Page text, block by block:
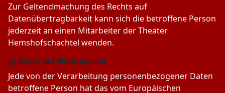
Zur Geltendmachung des Rechts auf
Datenübertragbarkeit kann sich die betroffene Person
jederzeit an einen Mitarbeiter der Theater
Hemshofschachtel wenden.
g) Recht auf Widerspruch
Jede von der Verarbeitung personenbezogener Daten
betroffene Person hat das vom Europäischen